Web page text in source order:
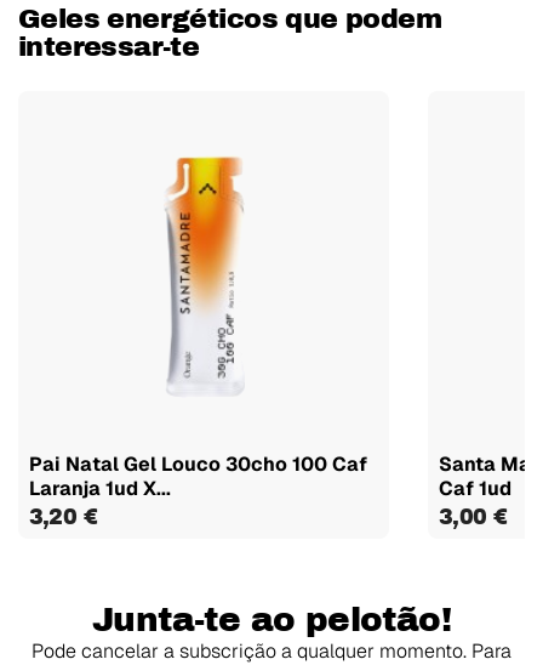
Geles energéticos que podem
interessar-te
Pai Natal Gel Louco 30cho 100 Caf
Laranja 1ud X...
3,20 €
Santa
Caf 1ud
3,00 €
Junta-te ao pelotão!
Pode cancelar a subscrição a qualquer momento. Para